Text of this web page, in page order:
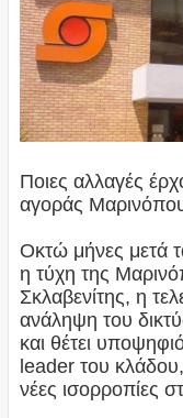
Ποιες αλλαγές
αγοράς
Οκτώ μήνες μετά
η τύχη της
Σκλαβενίτης, η
ανάληψη του
και θέτει
leader του κλάδου,
νέες ισορροπίες